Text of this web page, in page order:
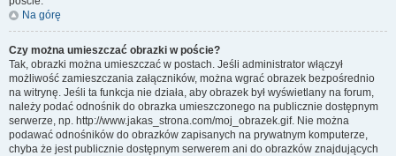
Na górę
Czy można umieszczać obrazki w poście?
Tak, obrazki można umieszczać w postach. Jeśli administrator włączył
możliwość zamieszczania załączników, można wgrać obrazek bezpośrednio
na witrynę. Jeśli ta funkcja nie działa, aby obrazek był wyświetlany na forum,
należy podać odnośnik do obrazka umieszczonego na publicznie dostępnym
serwerze, np. http://www.jakas_strona.com/moj_obrazek.gif. Nie można
podawać odnośników do obrazków zapisanych na prywatnym komputerze,
chyba że jest publicznie dostępnym serwerem ani do obrazków znajdujących